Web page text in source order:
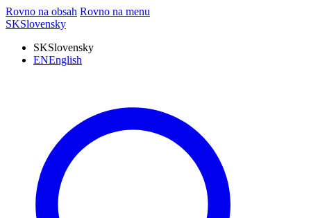
Rovno na obsah Rovno na menu
SKSlovensky
SKSlovensky
ENEnglish